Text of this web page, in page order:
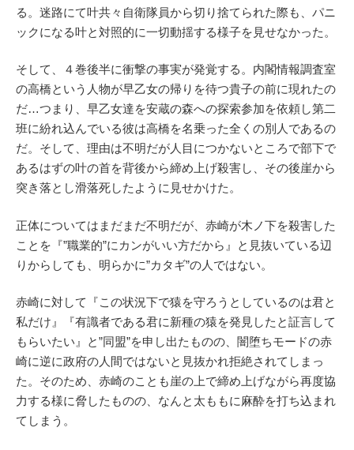
る。迷路にて叶共々自衛隊員から切り捨てられた際も、パニ
ックになる叶と対照的に一切動揺する様子を見せなかった。
そして、４巻後半に衝撃の事実が発覚する。内閣情報調査室
の高橋という人物が早乙女の帰りを待つ貴子の前に現れたの
だ…つまり、早乙女達を安蔵の森への探索参加を依頼し第二
班に紛れ込んでいる彼は高橋を名乗った全くの別人であるの
だ。そして、理由は不明だが人目につかないところで部下で
あるはずの叶の首を背後から締め上げ殺害し、その後崖から
突き落とし滑落死したように見せかけた。
正体についてはまだまだ不明だが、赤崎が木ノ下を殺害した
ことを『”職業的”にカンがいい方だから』と見抜いている辺
りからしても、明らかに”カタギ”の人ではない。
赤崎に対して『この状況下で猿を守ろうとしているのは君と
私だけ』『有識者である君に新種の猿を発見したと証言して
もらいたい』と”同盟”を申し出たものの、闇堕ちモードの赤
崎に逆に政府の人間ではないと見抜かれ拒絶されてしまっ
た。そのため、赤崎のことも崖の上で締め上げながら再度協
力する様に脅したものの、なんと太ももに麻酔を打ち込まれ
てしまう。